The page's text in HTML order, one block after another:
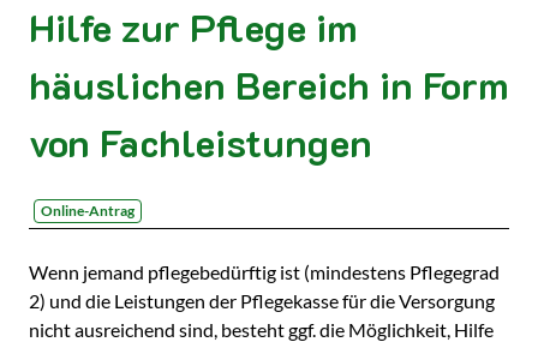
Hilfe zur Pflege im
häuslichen Bereich in Form
von Fachleistungen
Online-Antrag
Beschreibung
Wenn jemand pflegebedürftig ist (mindestens Pflegegrad
2) und die Leistungen der Pflegekasse für die Versorgung
nicht ausreichend sind, besteht ggf. die Möglichkeit, Hilfe